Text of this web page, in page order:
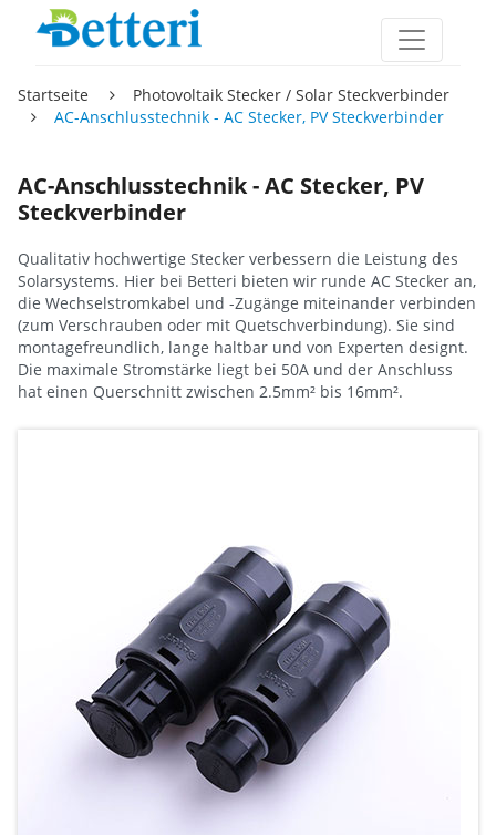
Startseite
Photovoltaik Stecker / Solar Steckverbinder
AC-Anschlusstechnik - AC Stecker, PV Steckverbinder
AC-Anschlusstechnik - AC Stecker, PV
Steckverbinder
Qualitativ hochwertige Stecker verbessern die Leistung des
Solarsystems. Hier bei Betteri bieten wir runde AC Stecker an,
die Wechselstromkabel und -Zugänge miteinander verbinden
(zum Verschrauben oder mit Quetschverbindung). Sie sind
montagefreundlich, lange haltbar und von Experten designt.
Die maximale Stromstärke liegt bei 50A und der Anschluss
hat einen Querschnitt zwischen 2.5mm² bis 16mm².